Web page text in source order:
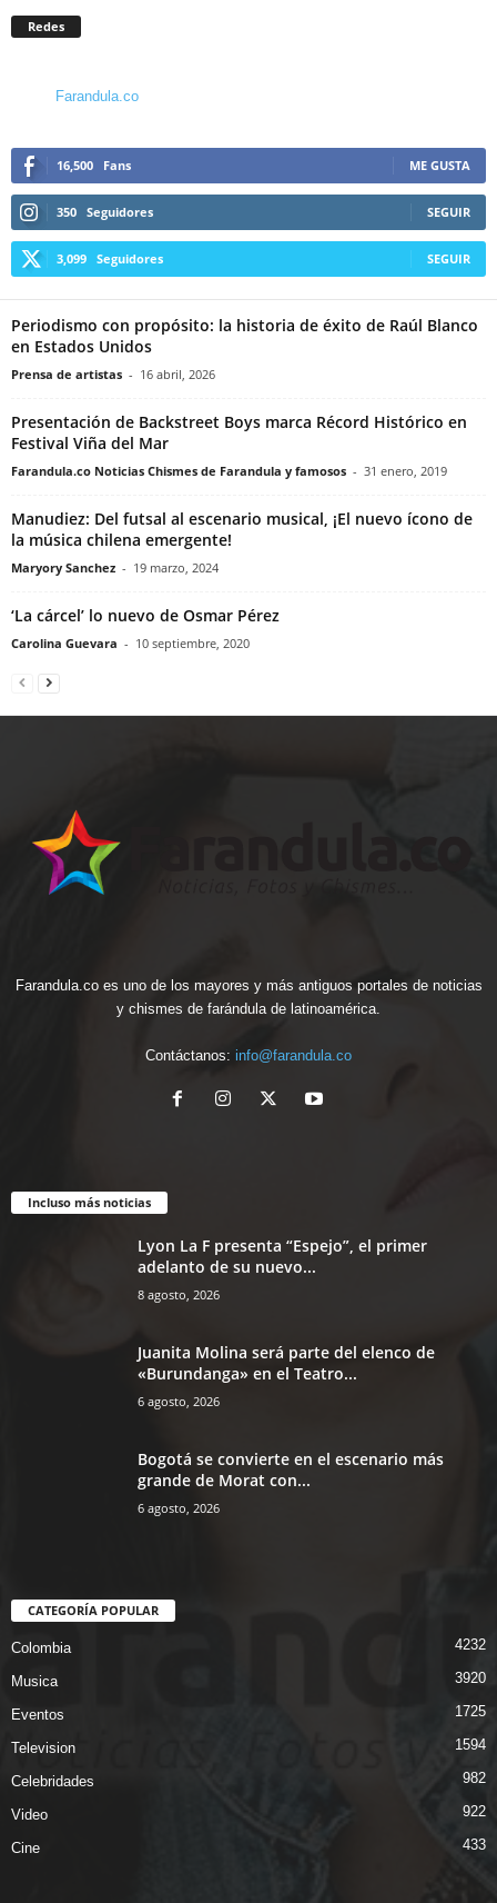
Redes
Farandula.co
16,500 Fans ME GUSTA
350 Seguidores SEGUIR
3,099 Seguidores SEGUIR
Periodismo con propósito: la historia de éxito de Raúl Blanco
en Estados Unidos
Prensa de artistas - 16 abril, 2026
Presentación de Backstreet Boys marca Récord Histórico en
Festival Viña del Mar
Farandula.co Noticias Chismes de Farandula y famosos - 31 enero, 2019
Manudiez: Del futsal al escenario musical, ¡El nuevo ícono de
la música chilena emergente!
Maryory Sanchez - 19 marzo, 2024
‘La cárcel’ lo nuevo de Osmar Pérez
Carolina Guevara - 10 septiembre, 2020
Farandula.co es uno de los mayores y más antiguos portales de noticias
y chismes de farándula de latinoamérica.
Contáctanos: info@farandula.co
Incluso más noticias
Lyon La F presenta “Espejo”, el primer
adelanto de su nuevo...
8 agosto, 2026
Juanita Molina será parte del elenco de
«Burundanga» en el Teatro...
6 agosto, 2026
Bogotá se convierte en el escenario más
grande de Morat con...
6 agosto, 2026
CATEGORÍA POPULAR
Colombia 4232
Musica 3920
Eventos 1725
Television 1594
Celebridades 982
Video 922
Cine 433